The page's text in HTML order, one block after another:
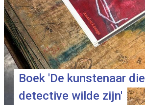
Boek 'De kunstenaar die
detective wilde zijn'